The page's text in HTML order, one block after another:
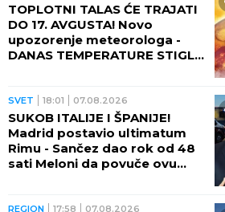
TOPLOTNI TALAS ĆE TRAJATI
DO 17. AVGUSTA! Novo
upozorenje meteorologa -
DANAS TEMPERATURE STIGLE
SVET 18:01 07.08.2026
SUKOB ITALIJE I ŠPANIJE!
Madrid postavio ultimatum
Rimu - Sančez dao rok od 48
sati Meloni da povuče ovu
REGION 17:58 07.08.2026